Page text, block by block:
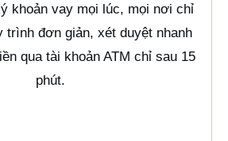
khoản vay mọi lúc, mọi nơi chỉ
trình đơn giản, xét duyệt nhanh
qua tài khoản ATM chỉ sau 15
phút.